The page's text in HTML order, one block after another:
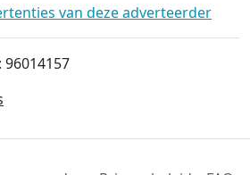
van deze adverteerder